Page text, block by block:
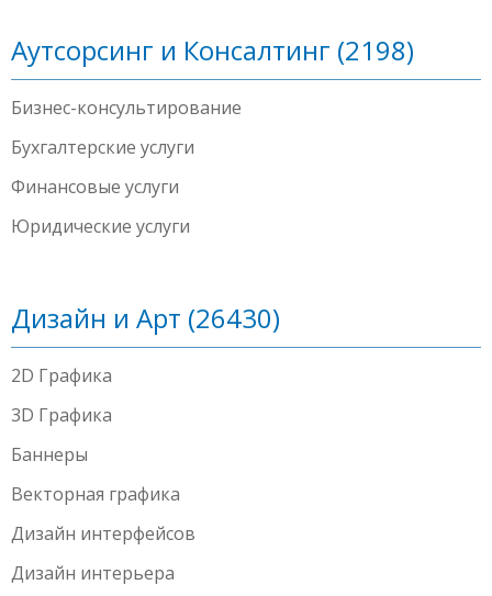
Аутсорсинг и Консалтинг (2198)
Бизнес-консультирование
Бухгалтерские услуги
Финансовые услуги
Юридические услуги
Дизайн и Арт (26430)
2D Графика
3D Графика
Баннеры
Векторная графика
Дизайн интерфейсов
Дизайн интерьера